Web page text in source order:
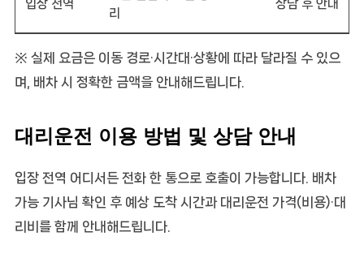
입장 전역
리
상담 후 안내
※ 실제 요금은 이동 경로·시간대·상황에 따라 달라질 수 있으
며, 배차 시 정확한 금액을 안내해드립니다.
대리운전 이용 방법 및 상담 안내
입장 전역 어디서든 전화 한 통으로 호출이 가능합니다. 배차
가능 기사님 확인 후 예상 도착 시간과 대리운전 가격(비용)·대
리비를 함께 안내해드립니다.